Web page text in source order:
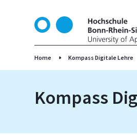
t
Home Kompass Digitale Lehre
Kompass